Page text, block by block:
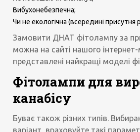
Вибухонебезпечна;
Чи не екологічна (всередині присутня
Замовити ДНАТ фітолампу за
можна на сайті нашого інтернет-
представлені найкращі моделі
Фітолампи для
канабісу
Буває також різних типів.
варіант, враховуйте такі